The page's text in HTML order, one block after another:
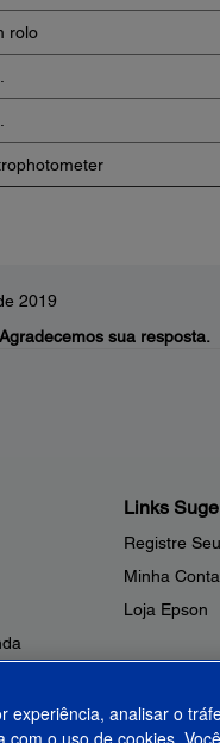
rolo
2019
Agradecemos sua resposta.
Links
Registre
Minha Conta
Loja Epson
experiência, analisar o
o uso de cookies.